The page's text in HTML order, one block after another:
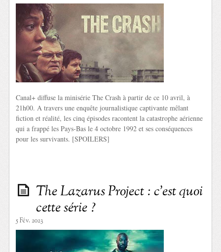
Canal+ diffuse la minisérie The Crash à partir de ce 10 avril, à
21h00. A travers une enquête journalistique captivante mêlant
fiction et réalité, les cinq épisodes racontent la catastrophe aérienne
qui a frappé les Pays-Bas le 4 octobre 1992 et ses conséquences
pour les survivants. [SPOILERS]
The Lazarus Project : c’est quoi
cette série ?
5 Fév. 2023